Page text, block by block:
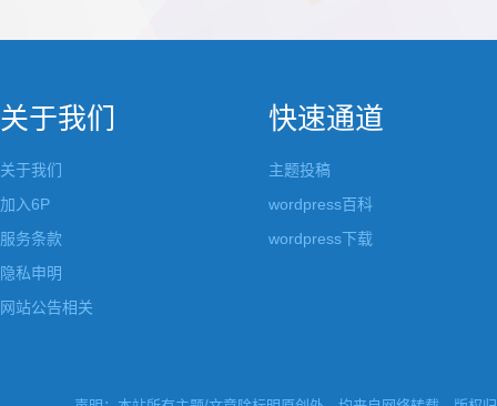
关于我们
关于我们
加入6P
服务条款
隐私申明
网站公告相关
快速通道
主题投稿
wordpress百科
wordpress下载